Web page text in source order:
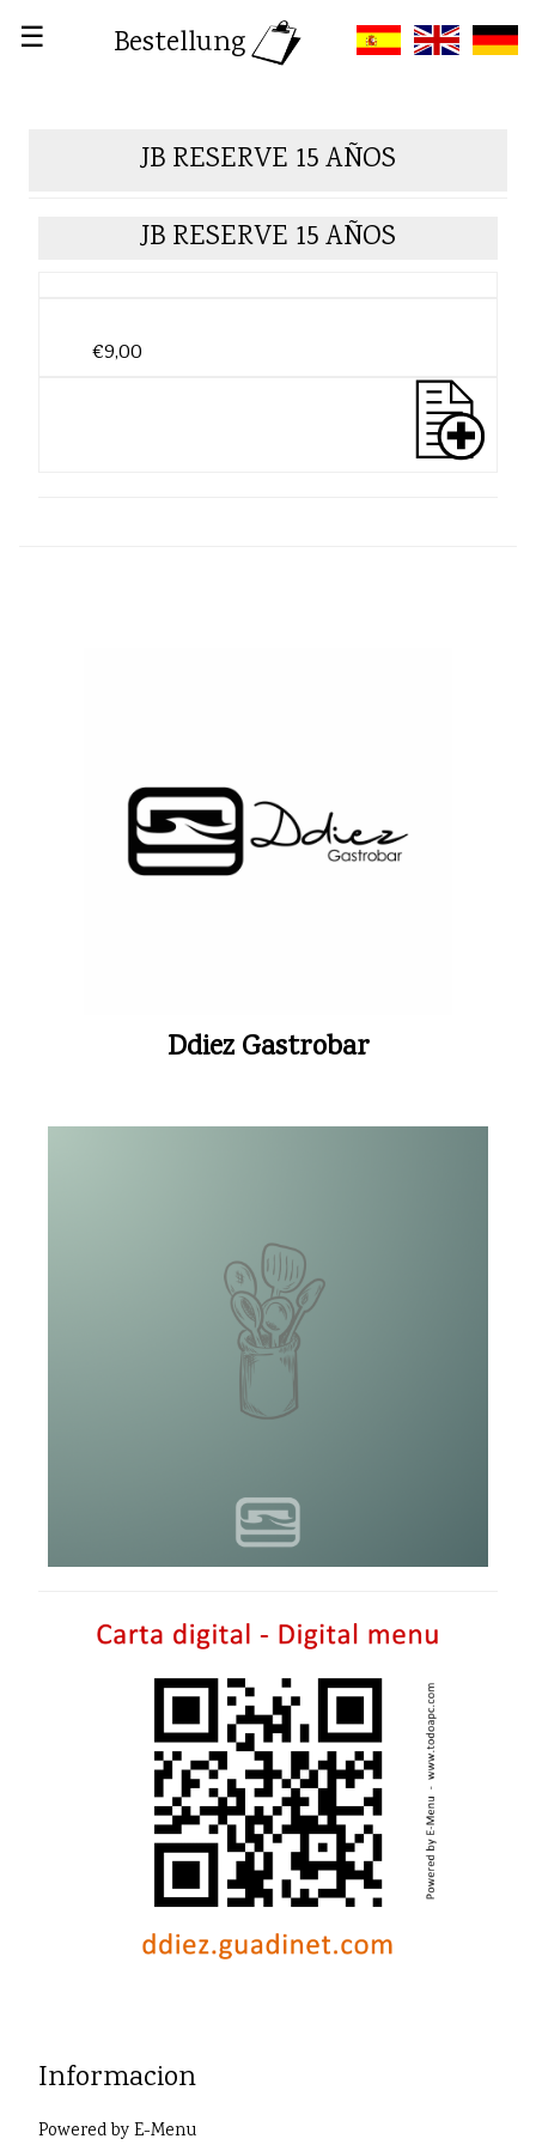
☰ Bestellung
JB RESERVE 15 AÑOS
JB RESERVE 15 AÑOS
€9,00
Ddiez Gastrobar
Informacion
Powered byE-Menu